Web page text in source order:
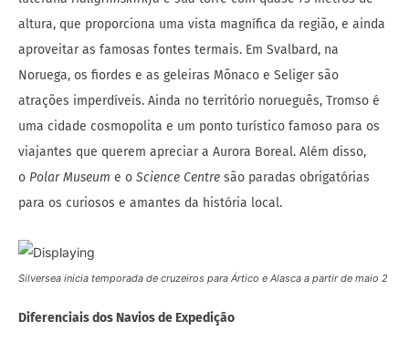
altura, que proporciona uma vista magnífica da região, e ainda
aproveitar as famosas fontes termais. Em Svalbard, na
Noruega, os fiordes e as geleiras Mônaco e Seliger são
atrações imperdíveis. Ainda no território norueguês, Tromso é
uma cidade cosmopolita e um ponto turístico famoso para os
viajantes que querem apreciar a Aurora Boreal. Além disso,
o Polar Museum e o Science Centre são paradas obrigatórias
para os curiosos e amantes da história local.
Silversea inicia temporada de cruzeiros para Ártico e Alasca a partir de maio 2
Diferenciais dos Navios de Expedição